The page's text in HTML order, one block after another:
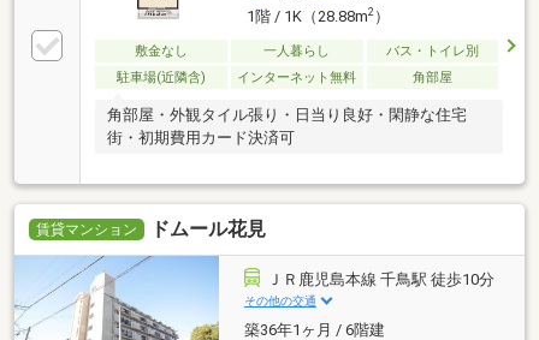
1階 / 1K（28.88m2）
敷金なし 一人暮らし
バス・トイレ別
駐車場(近隣含)
インターネット無料 角部屋
角部屋・外観タイル張り・日当り良好・閑静な住宅
街・初期費用カード決済可
賃貸マンション ドムール花見
ＪＲ鹿児島本線 千鳥駅 徒歩10分
その他の交通
築36年1ヶ月 / 6階建